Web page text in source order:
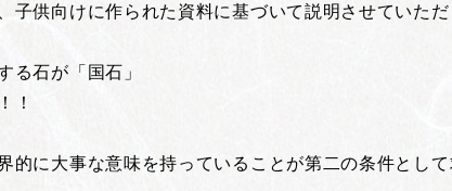
子供向けに作られた資料に基づいて説明させていただ
る石が「国石」
！
に大事な意味を持っていることが第二の条件として